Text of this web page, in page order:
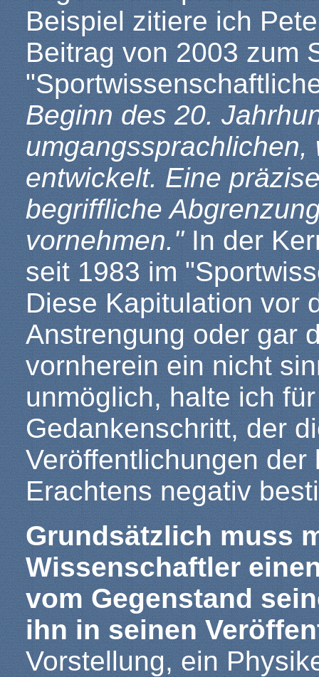
Beispiel zitiere ich
Beitrag von 2003 zum
Beginn des 20.
entwickelt. Eine
begriffliche
vornehmen."In der
seit 1983 im
Diese Kapitulation vor
Anstrengung oder gar
vornherein ein nicht
unmöglich, halte ich
Gedankenschritt, der
Veröffentlichungen
Erachtens negativ
Grundsätzlich muss
Wissenschaftler
vom Gegenstand
ihn in seinen
Vorstellung, ein